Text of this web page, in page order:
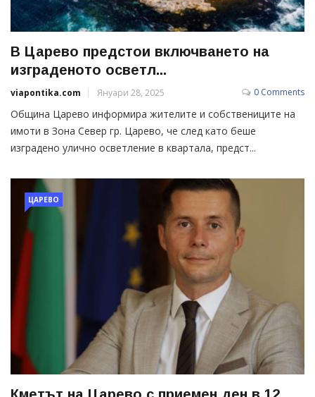
В Царево предстои включването на
изграденото осветл...
viapontika.com Януари 28, 2025 0 Comments
Община Царево информира жителите и собствениците на
имоти в Зона Север гр. Царево, че след като беше
изградено улично осветление в квартала, предст...
ЦАРЕВО